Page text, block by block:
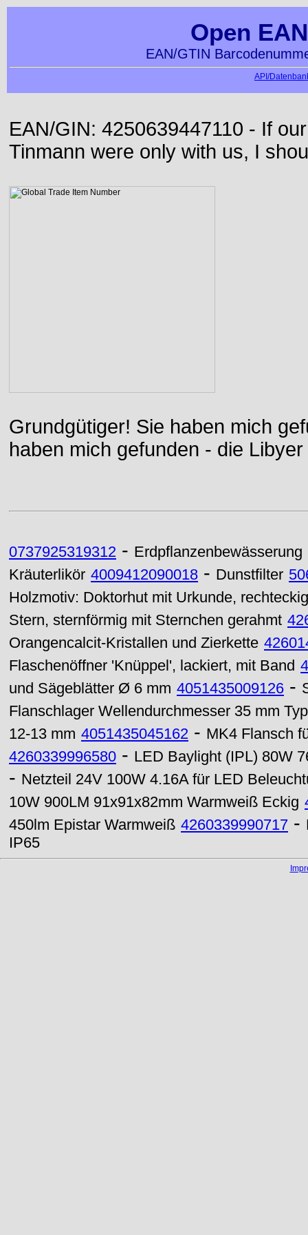
Open
EAN/GTIN
API/
EAN/GIN: 4250639447110 - If
Tinmann were only with us, I
Grundgütiger! Sie haben mich
haben mich gefunden - die
0737925319312 - Erdpflanzenbewässerung
Kräuterlikör 4009412090018 - Dunstfilter
Holzmotiv: Doktorhut mit Urkunde,
Stern, sternförmig mit Sternchen gerahmt
Orangencalcit-Kristallen und Zierkette
Flaschenöffner 'Knüppel', lackiert, mit Band
und Sägeblätter Ø 6 mm 4051435009126 -
Flanschlager Wellendurchmesser 35 mm
12-13 mm 4051435045162 - MK4 Flansch
4260339996580 - LED Baylight (IPL) 80W
- Netzteil 24V 100W 4.16A für LED
10W 900LM 91x91x82mm Warmweiß Eckig
450lm Epistar Warmweiß 4260339990717 -
IP65